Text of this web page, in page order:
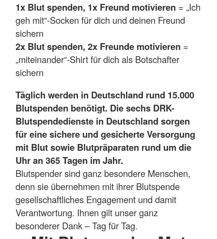
1x Blut spenden, 1x Freund motivieren = „Ich
geh mit“-Socken für dich und deinen Freund
sichern
2x Blut spenden, 2x Freunde motivieren =
„miteinander“-Shirt für dich als Botschafter
sichern
Täglich werden in Deutschland rund 15.000
Blutspenden benötigt. Die sechs DRK-
Blutspendedienste in Deutschland sorgen
für eine sichere und gesicherte Versorgung
mit Blut sowie Blutpräparaten rund um die
Uhr an 365 Tagen im Jahr.
Blutspender sind ganz besondere Menschen,
denn sie übernehmen mit ihrer Blutspende
gesellschaftliches Engagement und damit
Verantwortung. Ihnen gilt unser ganz
besonderer Dank – Tag für Tag.